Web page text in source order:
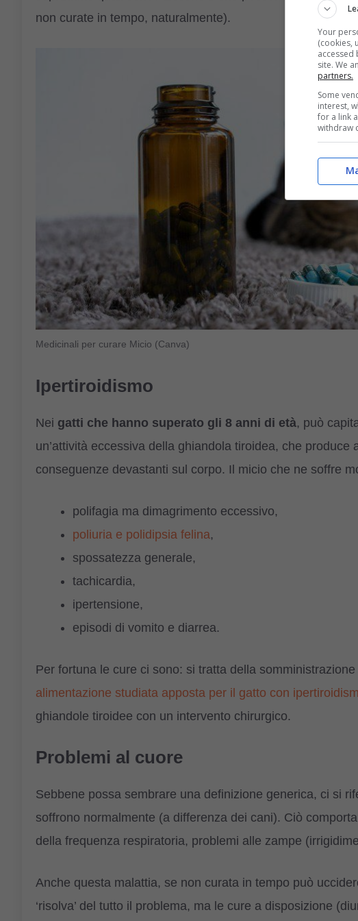
non curate in tempo, naturalmente).
Medicinali per curare Micio (Canva)
Ipertiroidismo
Nei gatti che hanno superato gli 8 anni di età, può
un’attività eccessiva della ghiandola tiroidea, che
conseguenze devastanti sul corpo. Il micio che ne soffre
polifagia ma dimagrimento eccessivo,
poliuria e polidipsia felina,
spossatezza generale,
tachicardia,
ipertensione,
episodi di vomito e diarrea.
Per fortuna le cure ci sono: si tratta della
alimentazione studiata apposta per il gatto con
ghiandole tiroidee con un intervento chirurgico.
Problemi al cuore
Sebbene possa sembrare una definizione generica, ci si
soffrono normalmente (a differenza dei cani). Ciò
della frequenza respiratoria, problemi alle zampe
Anche questa malattia, se non curata in tempo può
‘risolva’ del tutto il problema, ma le cure a disposizione
Your
(cookies,
accessed
site. We
partners.
Some
interest,
for a link
withdraw